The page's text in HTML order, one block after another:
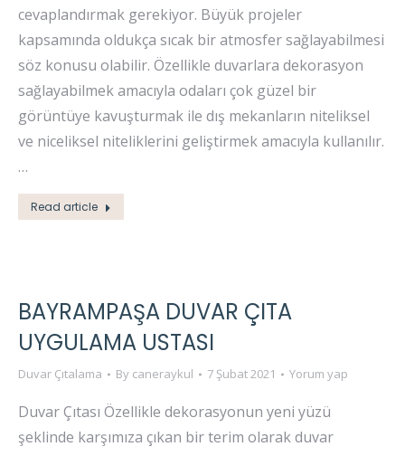
cevaplandırmak gerekiyor. Büyük projeler
kapsamında oldukça sıcak bir atmosfer sağlayabilmesi
söz konusu olabilir. Özellikle duvarlara dekorasyon
sağlayabilmek amacıyla odaları çok güzel bir
görüntüye kavuşturmak ile dış mekanların niteliksel
ve niceliksel niteliklerini geliştirmek amacıyla kullanılır.
…
Read article
BAYRAMPAŞA DUVAR ÇITA
UYGULAMA USTASI
Duvar Çıtalama By caneraykul 7 Şubat 2021 Yorum yap
Duvar Çıtası Özellikle dekorasyonun yeni yüzü
şeklinde karşımıza çıkan bir terim olarak duvar